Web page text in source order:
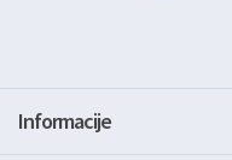
Informacije